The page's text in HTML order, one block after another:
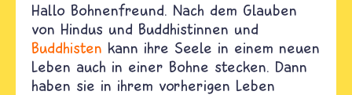
Hallo Bohnenfreund. Nach dem Glauben
von Hindus und Buddhistinnen und
Buddhisten kann ihre Seele in einem neuen
Leben auch in einer Bohne stecken. Dann
haben sie in ihrem vorherigen Leben